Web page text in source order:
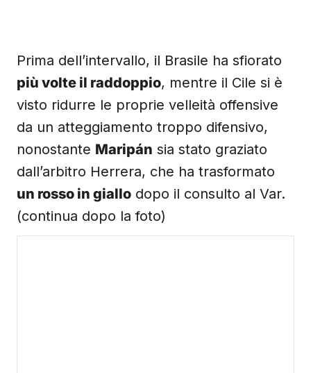
Prima dell’intervallo, il Brasile ha sfiorato
più volte il raddoppio, mentre il Cile si è
visto ridurre le proprie velleità offensive
da un atteggiamento troppo difensivo,
nonostante Maripán sia stato graziato
dall’arbitro Herrera, che ha trasformato
un rosso in giallo dopo il consulto al Var.
(continua dopo la foto)